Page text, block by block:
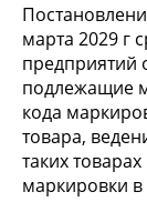
марта 2029 г
предприятий
подлежащие
кода
товара,
таких
маркировки в